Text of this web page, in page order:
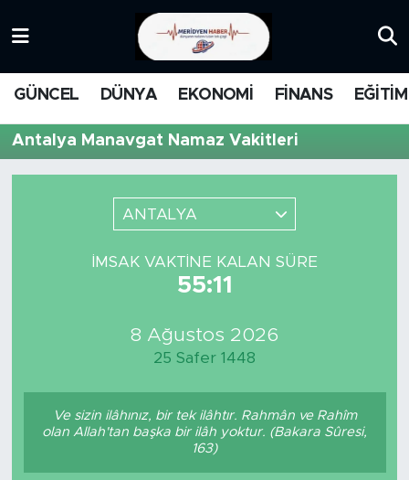
GÜNCEL DÜNYA EKONOMİ FİNANS EĞİTİM
Antalya Manavgat Namaz Vakitleri
ANTALYA
İMSAK VAKTINE KALAN SÜRE
55:11
8 Ağustos 2026
25 Safer 1448
Ve sizin ilâhınız, bir tek ilâhtır. Rahmân ve Rahîm
olan Allah'tan başka bir ilâh yoktur. (Bakara Sûresi,
163)
MANŞET
FİNANS
KARİKATÜR
BİLİM-TEKNOLOJİ
İstanbul Namaz Vakitleri
Trafik Durumu
Süper Lig Puan Durumu ve Fikstür
Son Dakika Haberleri
Haber Arşivi